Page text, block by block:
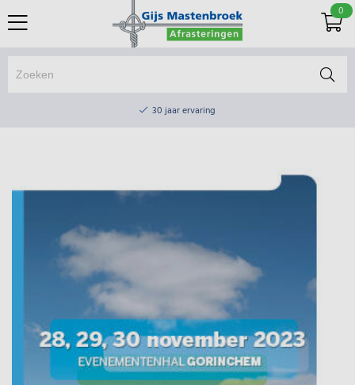
0
30 jaar ervaring
30 jaar ervaring
Elektrisch afrasteringsmateriaal gratis verzending vanaf €75